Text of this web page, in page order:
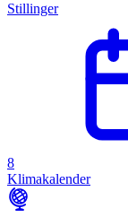
Stillinger
8
Klimakalender